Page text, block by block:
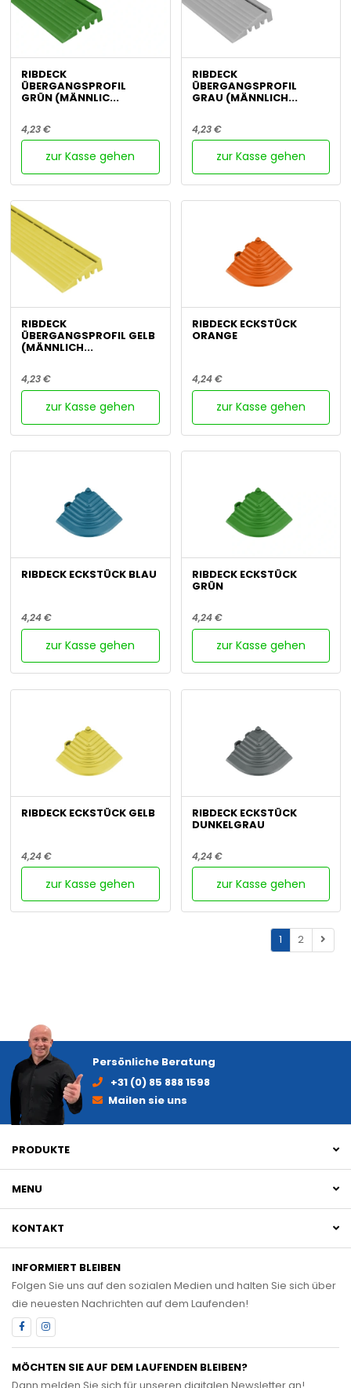
RIBDECK
ÜBERGANGSPROFIL
GRÜN (MÄNNLIC...
4,23 €
zur Kasse gehen
RIBDECK
ÜBERGANGSPROFIL
GRAU (MÄNNLICH...
4,23 €
zur Kasse gehen
RIBDECK
ÜBERGANGSPROFIL GELB
(MÄNNLICH...
4,23 €
zur Kasse gehen
RIBDECK ECKSTÜCK
ORANGE
4,24 €
zur Kasse gehen
RIBDECK ECKSTÜCK BLAU
4,24 €
zur Kasse gehen
RIBDECK ECKSTÜCK
GRÜN
4,24 €
zur Kasse gehen
RIBDECK ECKSTÜCK GELB
4,24 €
zur Kasse gehen
RIBDECK ECKSTÜCK
DUNKELGRAU
4,24 €
zur Kasse gehen
1 2
Persönliche Beratung
+31 (0) 85 888 1598
Mailen sie uns
PRODUKTE
MENU
KONTAKT
INFORMIERT BLEIBEN
Folgen Sie uns auf den sozialen Medien und halten Sie sich über
die neuesten Nachrichten auf dem Laufenden!
MÖCHTEN SIE AUF DEM LAUFENDEN BLEIBEN?